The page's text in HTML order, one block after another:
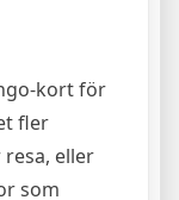
kort för
fler
eller
som